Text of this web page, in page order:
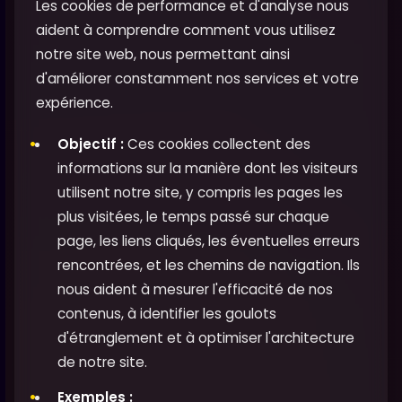
Les cookies de performance et d'analyse nous
aident à comprendre comment vous utilisez
notre site web, nous permettant ainsi
d'améliorer constamment nos services et votre
expérience.
Objectif :Ces cookies collectent des
informations sur la manière dont les visiteurs
utilisent notre site, y compris les pages les
plus visitées, le temps passé sur chaque
page, les liens cliqués, les éventuelles erreurs
rencontrées, et les chemins de navigation. Ils
nous aident à mesurer l'efficacité de nos
contenus, à identifier les goulots
d'étranglement et à optimiser l'architecture
de notre site.
Exemples :